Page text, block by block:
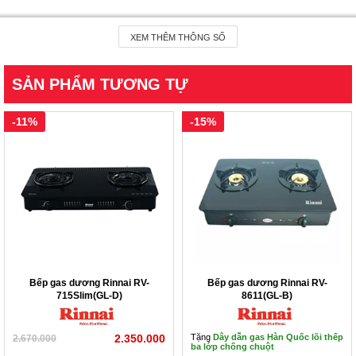
- Với kích thước nhỏ gọn Bếp gas Rinnai RV-6Double
Glass(B) đang là sự quan tâm hàng đầu với gia đình và sinh
viên có khuôn viên để bếp chật hẹp.
- Bếp đánh lửa bằng cơ dễ dàng sử dụng.
- Sản phẩm được thiết kế hiện đại phù hợp với nhu cầu nấu
nướng đa dạng của các gia đình. Bếp với đầu đốt bằng
đồng nguyên chất cho lửa xanh và tiết kiệm gas. Một bên
và chịu nhiệt siêu bền, chống trơn trượt đáy nồi.
Hiện sản phẩm bếp RV-6DoubleGlass đang được bày bán
XEM THÊM THÔNG SỐ
SẢN PHẨM TƯƠNG TỰ
Bếp gas dương Rinnai RV-
715Slim(GL-D)
2.670.000
-11%
2.350.000
Bếp gas dương Rinnai RV-
8611(GL-B)
Tặng Dây dẫn gas Hàn Quốc lõi thếp
ba lớp chống chuột
-15%